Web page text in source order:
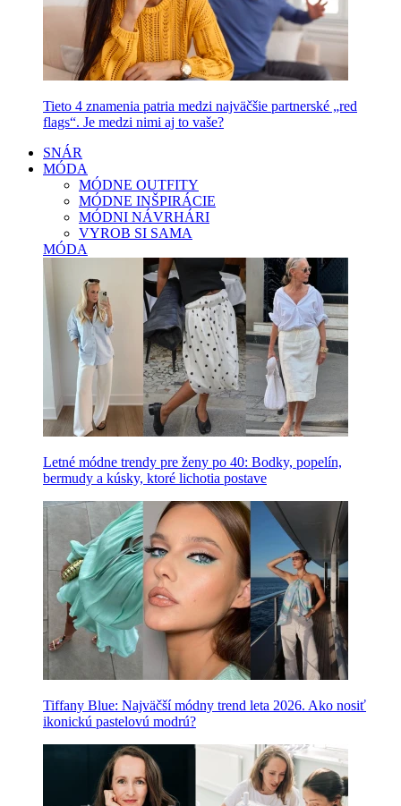
Tieto 4 znamenia patria medzi najväčšie partnerské „red
flags“. Je medzi nimi aj to vaše?
SNÁR
MÓDA
MÓDNE OUTFITY
MÓDNE INŠPIRÁCIE
MÓDNI NÁVRHÁRI
VYROB SI SAMA
MÓDA
Letné módne trendy pre ženy po 40: Bodky, popelín,
bermudy a kúsky, ktoré lichotia postave
Tiffany Blue: Najväčší módny trend leta 2026. Ako nosiť
ikonickú pastelovú modrú?